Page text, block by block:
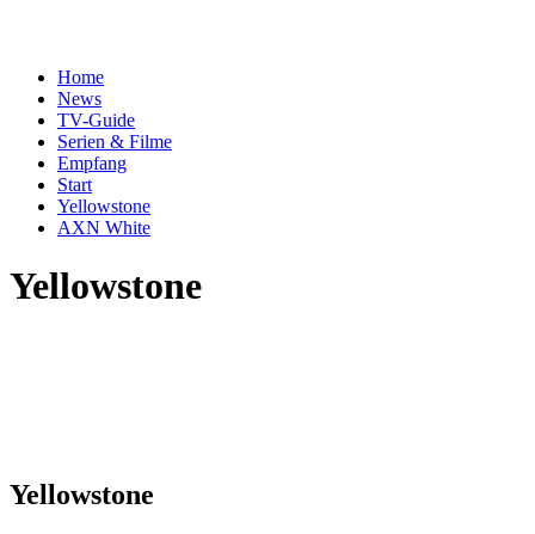
Home
News
TV-Guide
Serien & Filme
Empfang
Start
Yellowstone
AXN White
Yellowstone
Yellowstone